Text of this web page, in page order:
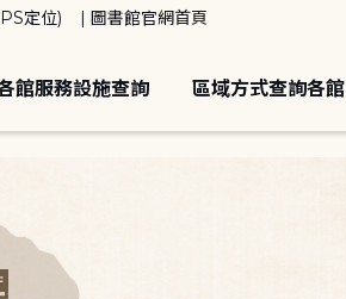
定位) 圖書館官網首頁
館服務設施查詢 區域方式查詢各館